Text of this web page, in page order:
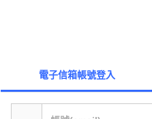
電子信箱帳號登入